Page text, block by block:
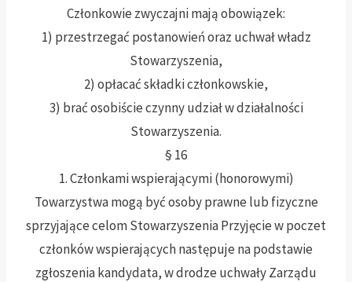
Członkowie zwyczajni mają obowiązek:
1) przestrzegać postanowień oraz uchwał władz
Stowarzyszenia,
2) opłacać składki członkowskie,
3) brać osobiście czynny udział w działalności
Stowarzyszenia.
§ 16
1. Członkami wspierającymi (honorowymi)
Towarzystwa mogą być osoby prawne lub fizyczne
sprzyjające celom Stowarzyszenia Przyjęcie w poczet
członków wspierających następuje na podstawie
zgłoszenia kandydata, w drodze uchwały Zarządu